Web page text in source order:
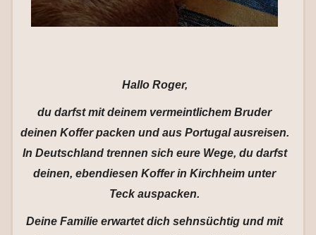
Hallo Roger,
du darfst mit deinem vermeintlichem Bruder
deinen Koffer packen und aus Portugal ausreisen.
In Deutschland trennen sich eure Wege, du darfst
deinen, ebendiesen Koffer in Kirchheim unter
Teck auspacken.
Deine Familie erwartet dich sehnsüchtig und mit